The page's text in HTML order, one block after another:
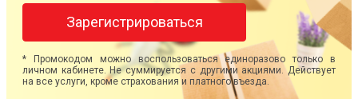
Зарегистрироваться
* Промокодом можно воспользоваться единоразово только в
личном кабинете. Не суммируется с другими акциями. Действует
на все услуги, кроме страхования и платного въезда.